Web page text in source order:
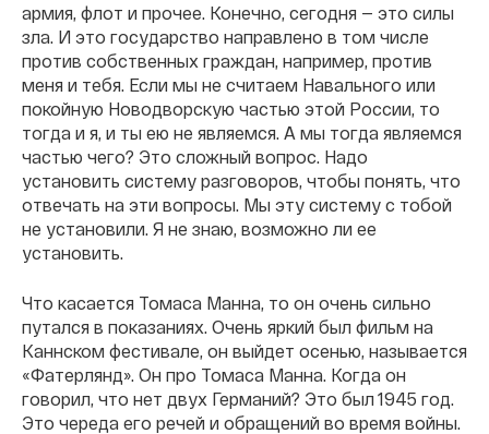
армия, флот и прочее. Конечно, сегодня — это силы
зла. И это государство направлено в том числе
против собственных граждан, например, против
меня и тебя. Если мы не считаем Навального или
покойную Новодворскую частью этой России, то
тогда и я, и ты ею не являемся. А мы тогда являемся
частью чего? Это сложный вопрос. Надо
установить систему разговоров, чтобы понять, что
отвечать на эти вопросы. Мы эту систему с тобой
не установили. Я не знаю, возможно ли ее
установить.
Что касается Томаса Манна, то он очень сильно
путался в показаниях. Очень яркий был фильм на
Каннском фестивале, он выйдет осенью, называется
«Фатерлянд». Он про Томаса Манна. Когда он
говорил, что нет двух Германий? Это был 1945 год.
Это череда его речей и обращений во время войны.